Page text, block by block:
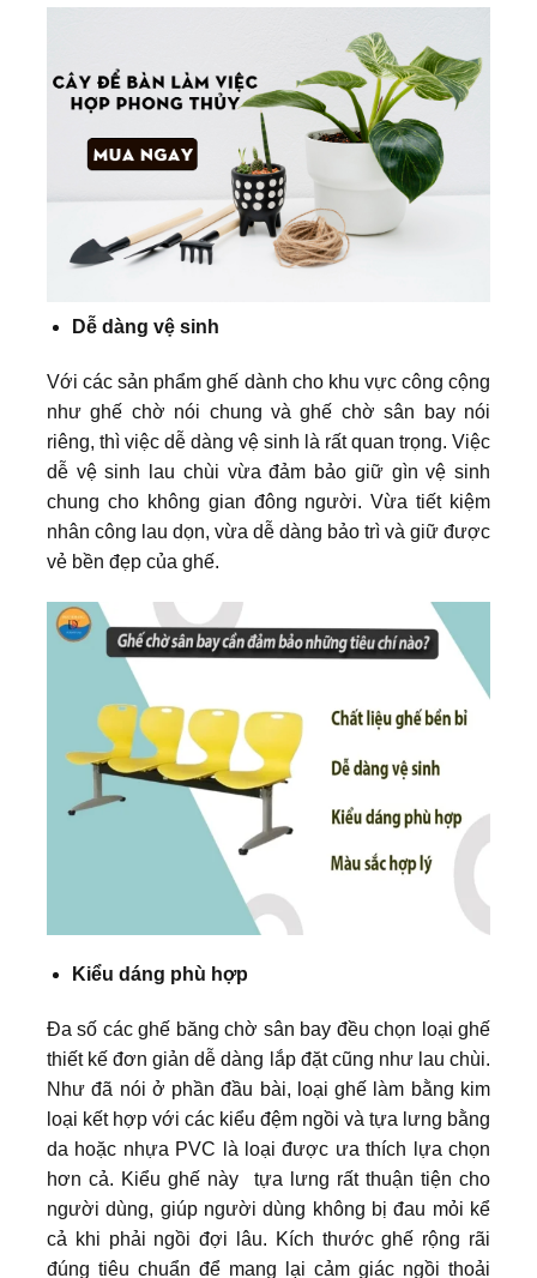
Dễ dàng vệ sinh
Với các sản phẩm ghế dành cho khu vực công cộng
như ghế chờ nói chung và ghế chờ sân bay nói
riêng, thì việc dễ dàng vệ sinh là rất quan trọng. Việc
dễ vệ sinh lau chùi vừa đảm bảo giữ gìn vệ sinh
chung cho không gian đông người. Vừa tiết kiệm
nhân công lau dọn, vừa dễ dàng bảo trì và giữ được
vẻ bền đẹp của ghế.
Kiểu dáng phù hợp
Đa số các ghế băng chờ sân bay đều chọn loại ghế
thiết kế đơn giản dễ dàng lắp đặt cũng như lau chùi.
Như đã nói ở phần đầu bài, loại ghế làm bằng kim
loại kết hợp với các kiểu đệm ngồi và tựa lưng bằng
da hoặc nhựa PVC là loại được ưa thích lựa chọn
hơn cả. Kiểu ghế này tựa lưng rất thuận tiện cho
người dùng, giúp người dùng không bị đau mỏi kể
cả khi phải ngồi đợi lâu. Kích thước ghế rộng rãi
đúng tiêu chuẩn để mang lại cảm giác ngồi thoải